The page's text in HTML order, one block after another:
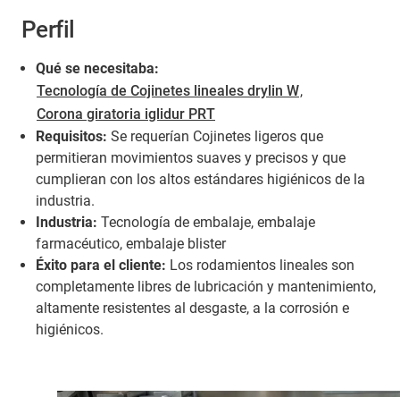
Perfil
Qué se necesitaba:
Tecnología de Cojinetes lineales drylin W,
Corona giratoria iglidur PRT
Requisitos: Se requerían Cojinetes ligeros que
permitieran movimientos suaves y precisos y que
cumplieran con los altos estándares higiénicos de la
industria.
Industria: Tecnología de embalaje, embalaje
farmacéutico, embalaje blister
Éxito para el cliente: Los rodamientos lineales son
completamente libres de lubricación y mantenimiento,
altamente resistentes al desgaste, a la corrosión e
higiénicos.